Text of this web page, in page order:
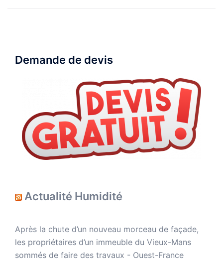
Demande de devis
Actualité Humidité
Après la chute d’un nouveau morceau de façade,
les propriétaires d’un immeuble du Vieux-Mans
sommés de faire des travaux - Ouest-France